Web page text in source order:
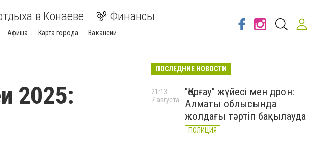
в Конаеве Финансы
Афиша Карта города Вакансии
2025:
ПОСЛЕДНИЕ НОВОСТИ
"Қорғау" жүйесі мен дрон:
Алматы облысында
жолдағы тәртіп бақылауда
ПОЛИЦИЯ
21:13
7 августа